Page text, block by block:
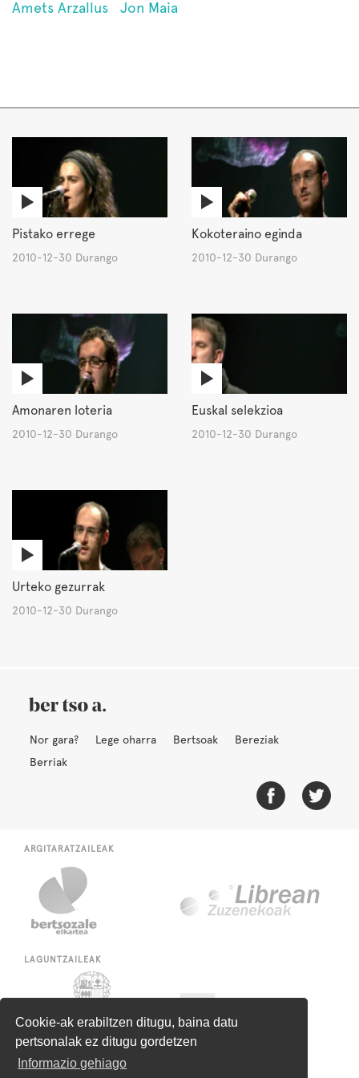
Cookie-ak erabiltzen ditugu, baina datu
pertsonalak ez ditugu gordetzen
Informazio gehiago
Amets Arzallus
Jon Maia
Pistako errege
2010-12-30 Durango
Kokoteraino eginda
2010-12-30 Durango
Amonaren loteria
2010-12-30 Durango
Euskal selekzioa
2010-12-30 Durango
Urteko gezurrak
2010-12-30 Durango
Nor gara? Lege oharra Bertsoak
Bereziak
Berriak
ARGITARATZAILEAK
LAGUNTZAILEAK